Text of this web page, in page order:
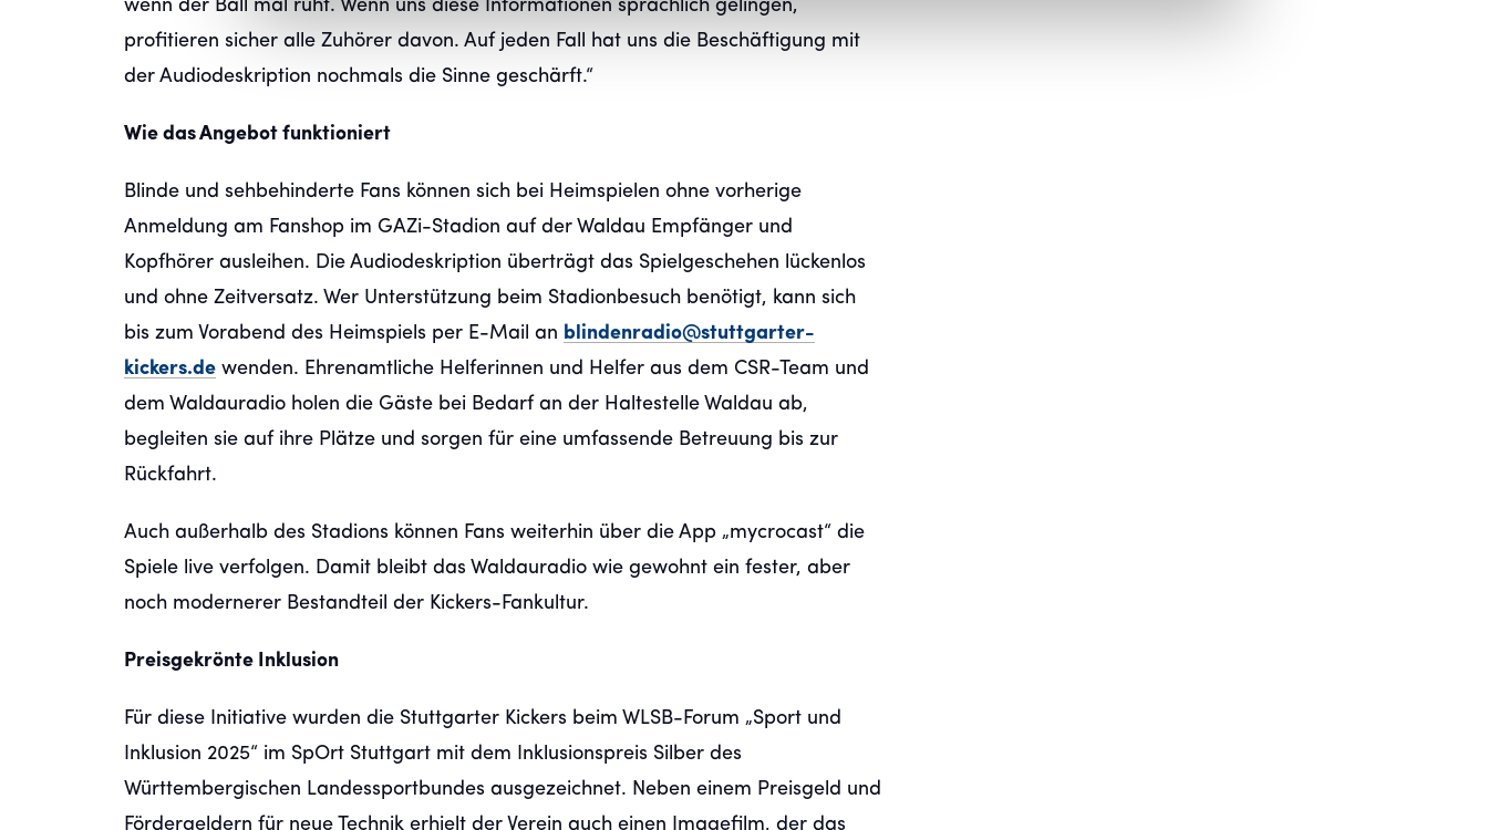
wenn der Ball mal ruht. Wenn uns diese Informationen sprachlich gelingen,
profitieren sicher alle Zuhörer davon. Auf jeden Fall hat uns die Beschäftigung mit
der Audiodeskription nochmals die Sinne geschärft.“
Wie das Angebot funktioniert
Blinde und sehbehinderte Fans können sich bei Heimspielen ohne vorherige
Anmeldung am Fanshop im GAZi-Stadion auf der Waldau Empfänger und
Kopfhörer ausleihen. Die Audiodeskription überträgt das Spielgeschehen lückenlos
und ohne Zeitversatz. Wer Unterstützung beim Stadionbesuch benötigt, kann sich
bis zum Vorabend des Heimspiels per E-Mail an blindenradio@stuttgarter-
kickers.de wenden. Ehrenamtliche Helferinnen und Helfer aus dem CSR-Team und
dem Waldauradio holen die Gäste bei Bedarf an der Haltestelle Waldau ab,
begleiten sie auf ihre Plätze und sorgen für eine umfassende Betreuung bis zur
Rückfahrt.
Auch außerhalb des Stadions können Fans weiterhin über die App „mycrocast“ die
Spiele live verfolgen. Damit bleibt das Waldauradio wie gewohnt ein fester, aber
noch modernerer Bestandteil der Kickers-Fankultur.
Preisgekrönte Inklusion
Für diese Initiative wurden die Stuttgarter Kickers beim WLSB-Forum „Sport und
Inklusion 2025“ im SpOrt Stuttgart mit dem Inklusionspreis Silber des
Württembergischen Landessportbundes ausgezeichnet. Neben einem Preisgeld und
Fördergeldern für neue Technik erhielt der Verein auch einen Imagefilm, der das